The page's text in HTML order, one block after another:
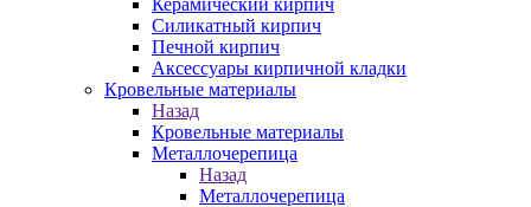
Керамический кирпич
Силикатный кирпич
Печной кирпич
Аксессуары кирпичной кладки
Кровельные материалы
Назад
Кровельные материалы
Металлочерепица
Назад
Металлочерепица